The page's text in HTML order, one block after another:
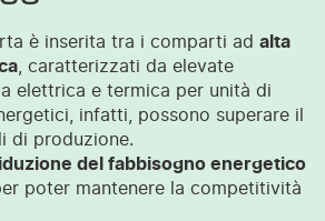
è inserita tra i comparti ad alta
, caratterizzati da elevate
elettrica e termica per unità di
infatti, possono superare il
di produzione.
del fabbisogno energetico
poter mantenere la competitività